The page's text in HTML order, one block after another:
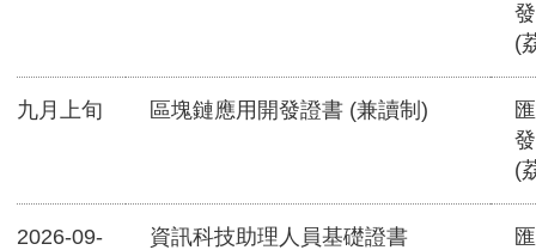
(
九月上旬 區塊鏈應用開發證書 (兼讀制)
(
2026-09-
資訊科技助理人員基礎證書